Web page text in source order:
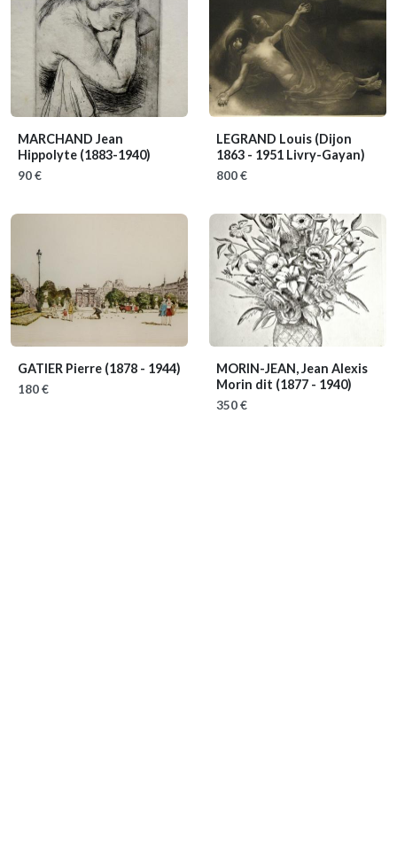
MARCHAND Jean
Hippolyte (1883-1940)
90 €
LEGRAND Louis (Dijon
1863 - 1951 Livry-Gayan)
800 €
GATIER Pierre (1878 - 1944)
180 €
MORIN-JEAN, Jean Alexis
Morin dit (1877 - 1940)
350 €